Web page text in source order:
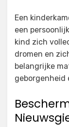
Een
een
kind zich
dromen en
belangrijke
geborgenheid